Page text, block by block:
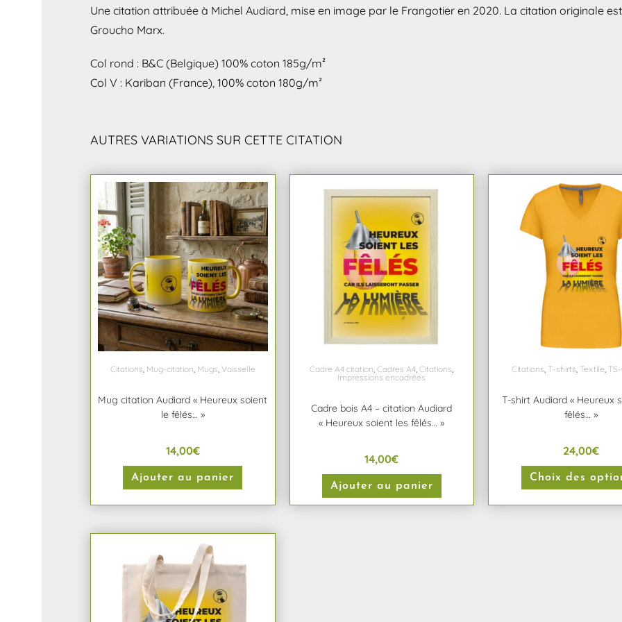
Une citation attribuée à Michel Audiard, mise en image par le Frangotier en 2020. La citation originale
Groucho Marx.
Col rond : B&C (Belgique) 100% coton 185g/m²
Col V : Kariban (France), 100% coton 180g/m²
AUTRES VARIATIONS SUR CETTE CITATION
Citations, Mug-citation, Mugs, Vaisselle
Mug citation Audiard « Heureux soient
le fêlés… »
14,00€
Ajouter au panier
Cadre A4 citation,Cadres A4,Citations,
Impressions encadrées
Cadre bois A4 – citation Audiard
« Heureux soient les fêlés… »
14,00€
Ajouter au panier
Citations, T-shirts, Textile,
T-shirt Audiard « Heureux
fêlés… »
24,00€
Choix des